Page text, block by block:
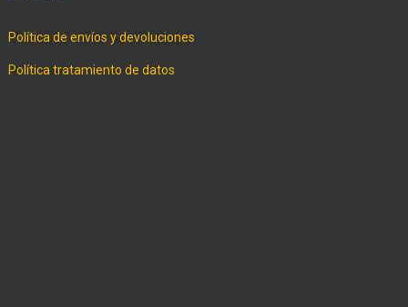
Política de envíos y devoluciones
Política tratamiento de datos